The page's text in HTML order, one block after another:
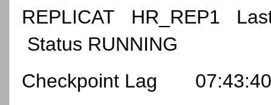
REPLICAT HR_REP1
Status RUNNING
Checkpoint Lag 07:43:40